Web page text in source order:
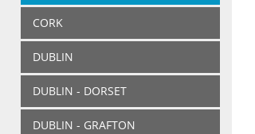
CORK
DUBLIN
DUBLIN - DORSET
DUBLIN - GRAFTON